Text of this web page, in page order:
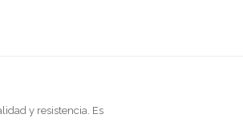
y resistencia. Es